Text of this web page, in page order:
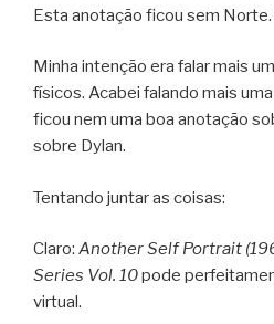
Esta anotação ficou sem Norte.
Minha intenção era falar mais
físicos. Acabei falando mais
ficou nem uma boa anotação
sobre Dylan.
Tentando juntar as coisas:
Claro: Another Self Portrait
Series Vol. 10pode
virtual.